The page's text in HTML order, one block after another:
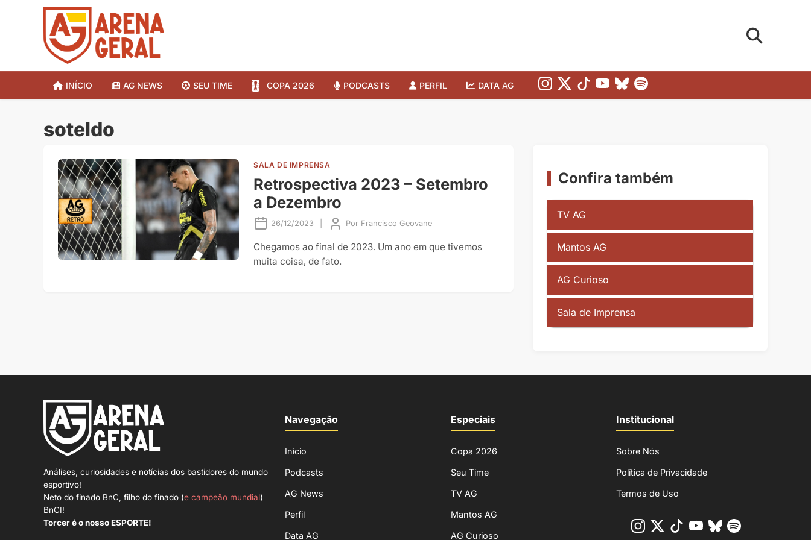
INÍCIO AG NEWS SEU TIME COPA 2026 PODCASTS PERFIL DATA AG
soteldo
SALA DE IMPRENSA
Retrospectiva 2023 – Setembro
a Dezembro
26/12/2023 Por Francisco Geovane
Chegamos ao final de 2023. Um ano em que tivemos
muita coisa, de fato.
Confira também
TV AG
Mantos AG
AG Curioso
Sala de Imprensa
Análises, curiosidades e notícias dos bastidores do mundo
esportivo!
Neto do finado BnC, filho do finado (e campeão mundial)
BnCI!
Torcer é o nosso ESPORTE!
Navegação
Início
Podcasts
AG News
Perfil
Data AG
Especiais
Copa 2026
Seu Time
TV AG
Mantos AG
AG Curioso
Institucional
Sobre Nós
Política de Privacidade
Termos de Uso